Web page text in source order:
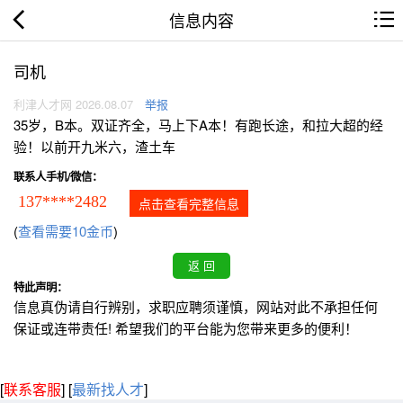
信息内容
司机
利津人才网 2026.08.07 举报
35岁，B本。双证齐全，马上下A本！有跑长途，和拉大超的经
验！以前开九米六，渣土车
联系人手机/微信：
137****2482 点击查看完整信息
(查看需要10金币)
特此声明：
信息真伪请自行辨别，求职应聘须谨慎，网站对此不承担任何
保证或连带责任! 希望我们的平台能为您带来更多的便利！
[联系客服] [最新找人才]